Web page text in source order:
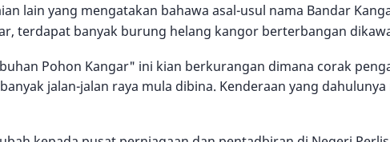
lain yang mengatakan bahawa asal-usul nama Bandar
terdapat banyak burung helang kangor berterbangan
Pohon Kangar" ini kian berkurangan dimana corak
jalan-jalan raya mula dibina. Kenderaan yang